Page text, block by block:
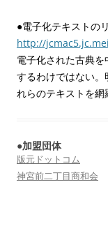
●電子化テキストの
http://
電子化された古典
するわけではない
れらのテキストを網
●加盟団体
版元ドットコム
神宮前二丁目商和会